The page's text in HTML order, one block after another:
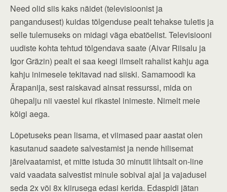
Need olid siis kaks näidet (televisioonist ja
pangandusest) kuidas tõlgenduse pealt tehakse tuletis ja
selle tulemuseks on midagi väga ebatõelist. Televisiooni
uudiste kohta tehtud tõlgendava saate (Aivar Riisalu ja
Igor Gräzin) pealt ei saa keegi ilmselt rahalist kahju aga
kahju inimesele tekitavad nad siiski. Samamoodi ka
Ärapanija, sest raiskavad ainsat ressurssi, mida on
ühepalju nii vaestel kui rikastel inimeste. Nimelt meie
kõigi aega.
Lõpetuseks pean lisama, et viimased paar aastat olen
kasutanud saadete salvestamist ja nende hilisemat
järelvaatamist, et mitte istuda 30 minutit lihtsalt on-line
vaid vaadata salvestist minule sobival ajal ja vajadusel
seda 2x või 8x kiirusega edasi kerida. Edaspidi jätan